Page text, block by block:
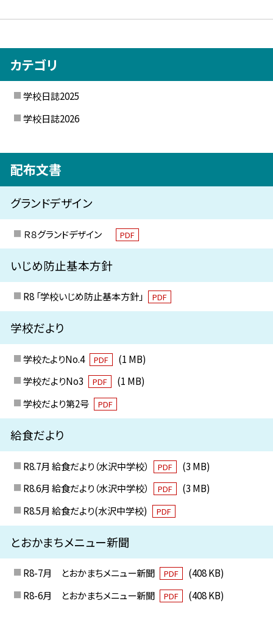
カテゴリ
学校日誌2025
学校日誌2026
配布文書
グランドデザイン
Ｒ８グランドデザイン PDF
いじめ防止基本方針
R8 「学校いじめ防止基本方針」 PDF
学校だより
学校たよりNo.4 PDF
(1 MB)
学校だよりNo3
PDF
(1 MB)
学校だより第2号
PDF
給食だより
R8.7月 給食だより（水沢中学校） PDF
(3 MB)
R8.6月 給食だより（水沢中学校）
PDF
(3 MB)
R8.5月 給食だより(水沢中学校)
PDF
とおかまちメニュー新聞
R8-7月 とおかまちメニュー新聞 PDF
(408 KB)
R8-6月 とおかまちメニュー新聞
PDF (408 KB)